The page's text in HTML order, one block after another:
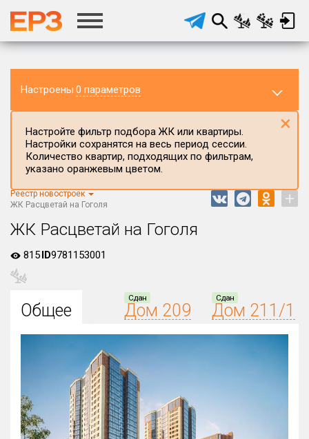
Настроены 0 параметров
Регион ЖК
Все
Населённый пункт
Все
Цена
от до
Настройте фильтр подбора ЖК или квартиры.
Настройки сохранятся на весь период сессии.
Количество квартир, подходящих по фильтрам,
указано оранжевым цветом.
×
Реестр новостроек
ЖК Расцветай на Гоголя
+
ЖК Расцветай на Гоголя
815ID9781153001
Общее
Сдан
Дом 209
Сдан
Дом 211/1